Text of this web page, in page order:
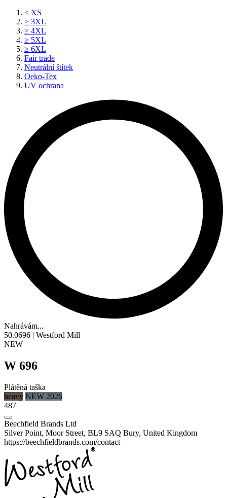
≤ XS
≥ 3XL
≥ 4XL
≥ 5XL
≥ 6XL
Fair trade
Neutrální štítek
Oeko-Tex
UV ochrana
Nahrávám...
50.0696 | Westford Mill
NEW
W 696
Plátěná taška
heavy NEW 2026
487
Beechfield Brands Ltd
Silver Point, Moor Street, BL9 SAQ Bury, United Kingdom
https://beechfieldbrands.com/contact